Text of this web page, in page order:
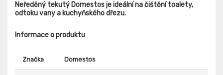
Neředěný tekutý Domestos je ideální na čištění toalety,
odtoku vany a kuchyňského dřezu.
Informace o produktu
Značka Domestos